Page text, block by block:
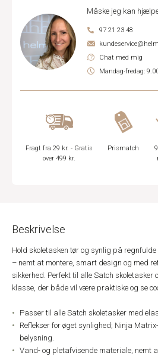
Måske jeg kan
97 21 23 48
Chat med mig
Mandag-fredag:
Fragt fra 29 kr. - Gratis
over 499 kr.
Prismatch
Beskrivelse
Hold skoletasken tør og synlig på
– nemt at montere, smart design og med
sikkerhed. Perfekt til alle Satch skoletasker
klasse, der både vil være praktiske og se
Passer til alle Satch skoletasker med
Reflekser for øget synlighed; Ninja
belysning.
Vand- og pletafvisende materiale, nemt